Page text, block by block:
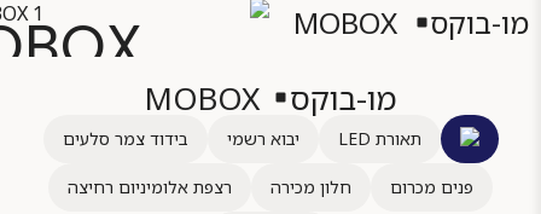
מו-בוקס MOBOX
מו-בוקס MOBOX
תאורת LED יבוא רשמי בידוד צמר סלעים
פנים מכרום חלון מכירה רצפת אלומיניום רחיצה